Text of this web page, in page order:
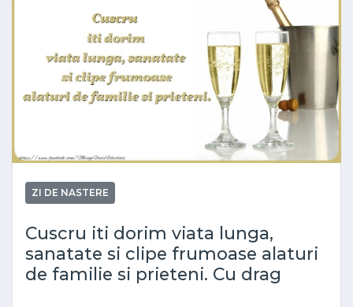
ZI DE NASTERE
Cuscru iti dorim viata lunga,
sanatate si clipe frumoase alaturi
de familie si prieteni. Cu drag